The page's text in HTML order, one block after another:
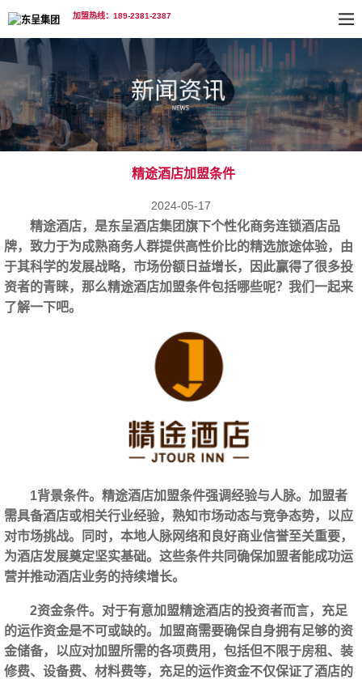
加盟热线：189-2381-2387
精途酒店加盟条件
2024-05-17
精途酒店，是东呈酒店集团旗下个性化商务连锁酒店品
牌，致力于为成熟商务人群提供高性价比的精选旅途体验，由
于其科学的发展战略，市场份额日益增长，因此赢得了很多投
资者的青睐，那么精途酒店加盟条件包括哪些呢？我们一起来
了解一下吧。
1背景条件。精途酒店加盟条件强调经验与人脉。加盟者
需具备酒店或相关行业经验，熟知市场动态与竞争态势，以应
对市场挑战。同时，本地人脉网络和良好商业信誉至关重要，
为酒店发展奠定坚实基础。这些条件共同确保加盟者能成功运
营并推动酒店业务的持续增长。
2资金条件。对于有意加盟精途酒店的投资者而言，充足
的运作资金是不可或缺的。加盟商需要确保自身拥有足够的资
金储备，以应对加盟所需的各项费用，包括但不限于房租、装
修费、设备费、材料费等，充足的运作资金不仅保证了酒店的